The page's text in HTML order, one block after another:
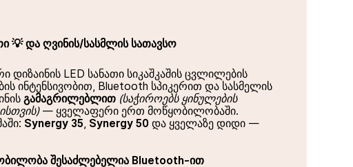
💡 და ღვინის/სასმლის სათავსო
დიზაინის LED სანათი სიკაშკაშის ცვლილების
ინტენსივობით, Bluetooth სპიკერით და სასმელის
გამაგრილებლით (საჭიროებს ყინულების
— ყველაფერი ერთ მოწყობილობაში.
Synergy 35, Synergy 50და ყველაზე დიდი —
შესაძლებელია Bluetooth-ით